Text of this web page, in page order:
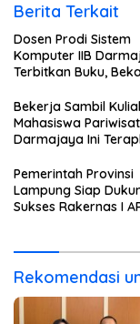
Berita Terkait
Dosen Prodi Sistem
Komputer IIB
Terbitkan Buku,
Sensor dan Aktuator
Bekerja Sambil
Mahasiswa
Darmajaya Ini
Pemerintah Provinsi
Lampung Siap
Sukses Rakernas I
Rekomendasi